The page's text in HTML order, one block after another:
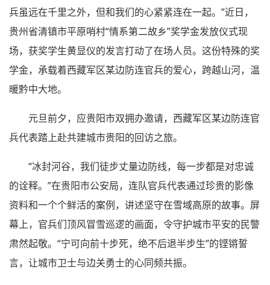
兵虽远在千里之外，但和我们的心紧紧连在一起。”近日，
贵州省清镇市平原哨村“情系第二故乡”奖学金发放仪式现
场，获奖学生黄显仪的发言打动了在场人员。这份特殊的奖
学金，承载着西藏军区某边防连官兵的爱心，跨越山河，温
暖黔中大地。
元旦前夕，应贵阳市双拥办邀请，西藏军区某边防连官
兵代表踏上赴共建城市贵阳的回访之旅。
“冰封河谷，我们徒步丈量边防线，每一步都是对忠诚
的诠释。”在贵阳市公安局，连队官兵代表通过珍贵的影像
资料和一个个鲜活的案例，讲述坚守在雪域高原的故事。屏
幕上，官兵们顶风冒雪巡逻的画面，令守护城市平安的民警
肃然起敬。“宁可向前十步死，绝不后退半步生”的铿锵誓
言，让城市卫士与边关勇士的心同频共振。